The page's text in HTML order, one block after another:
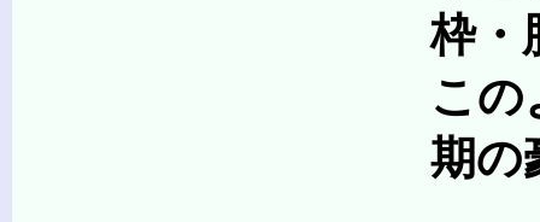
枠・肘木・実肘
このような極めて
期の豪放な気風